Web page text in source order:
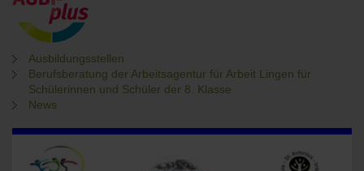
Ausbildungsstellen
Berufsberatung der Arbeitsagentur für Arbeit Lingen für
Schülerinnen und Schüler der 8. Klasse
News